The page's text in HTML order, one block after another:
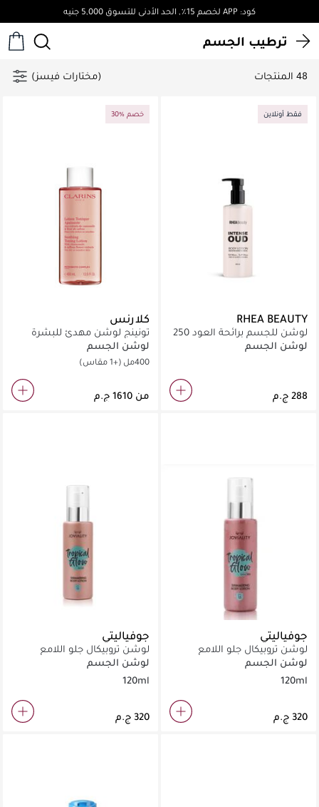
توصيل مجاني لجميع الطلبات فوق 4,000ج.م
ترطيب الجسم
48 المنتجات (مختارات فيسز)
فقط أونلاين
RHEA BEAUTY
لوشن للجسم برائحة العود 250
مل
لوشن الجسم
30% خصم
كلارنس
تونينج لوشن مهدئ للبشرة
لوشن الجسم
400مل (+1 مقاس)
من
جوفياليتي
لوشن تروبيكال جلو اللامع
سانغريا
لوشن الجسم
120ml
جوفياليتي
لوشن تروبيكال جلو اللامع
وردي
لوشن الجسم
120ml